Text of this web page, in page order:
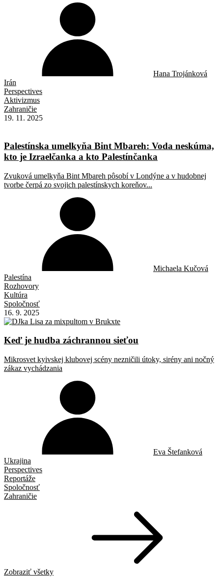
Hana Trojánková
Irán
Perspectives
Aktivizmus
Zahraničie
19. 11. 2025
Palestínska umelkyňa Bint Mbareh: Voda neskúma,
kto je Izraelčanka a kto Palestínčanka
Zvuková umelkyňa Bint Mbareh pôsobí v Londýne a v hudobnej
tvorbe čerpá zo svojich palestínskych koreňov...
Michaela Kučová
Palestína
Rozhovory
Kultúra
Spoločnosť
16. 9. 2025
Keď je hudba záchrannou sieťou
Mikrosvet kyivskej klubovej scény nezničili útoky, sirény ani nočný
zákaz vychádzania
Eva Štefanková
Ukrajina
Perspectives
Reportáže
Spoločnosť
Zahraničie
Zobraziť všetky